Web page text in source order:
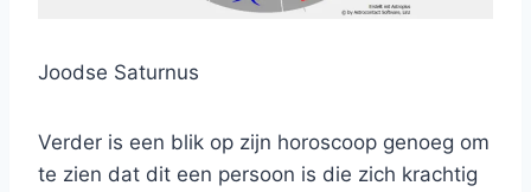
Joodse Saturnus
Verder is een blik op zijn horoscoop genoeg om
te zien dat dit een persoon is die zich krachtig